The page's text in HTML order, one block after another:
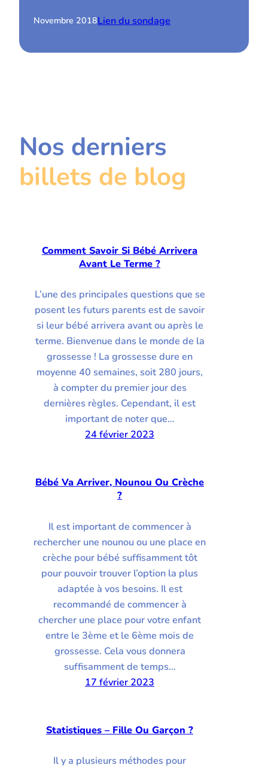
Novembre 2018Lien du sondage
Nos derniers
billets de blog
Comment Savoir Si Bébé Arrivera
Avant Le Terme ?
L’une des principales questions que se
posent les futurs parents est de savoir
si leur bébé arrivera avant ou après le
terme. Bienvenue dans le monde de la
grossesse ! La grossesse dure en
moyenne 40 semaines, soit 280 jours,
à compter du premier jour des
dernières règles. Cependant, il est
important de noter que…
24 février 2023
Bébé Va Arriver, Nounou Ou Crèche
?
Il est important de commencer à
rechercher une nounou ou une place en
crèche pour bébé suffisamment tôt
pour pouvoir trouver l’option la plus
adaptée à vos besoins. Il est
recommandé de commencer à
chercher une place pour votre enfant
entre le 3ème et le 6ème mois de
grossesse. Cela vous donnera
suffisamment de temps…
17 février 2023
Statistiques – Fille Ou Garçon ?
Il y a plusieurs méthodes pour